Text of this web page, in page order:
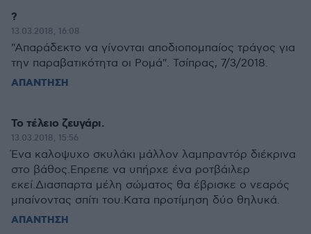
?
13.03.2018, 16:08
"Απαράδεκτο να γίνονται αποδιοπομπαίος τράγος για
την παραβατικότητα οι Ρομά". Τσίπρας, 7/3/2018.
ΑΠΑΝΤΗΣΗ
Το τέλειο ζευγάρι.
13.03.2018, 15:56
Ένα καλοψυχο σκυλάκι μάλλον λαμπραντόρ διέκρινα
στο βάθος.Επρεπε να υπήρχε ένα ροτβάιλερ
εκεί.Διασπαρτα μέλη σώματος θα έβρισκε ο νεαρός
μπαίνοντας σπίτι του.Κατα προτίμηση δύο θηλυκά.
ΑΠΑΝΤΗΣΗ